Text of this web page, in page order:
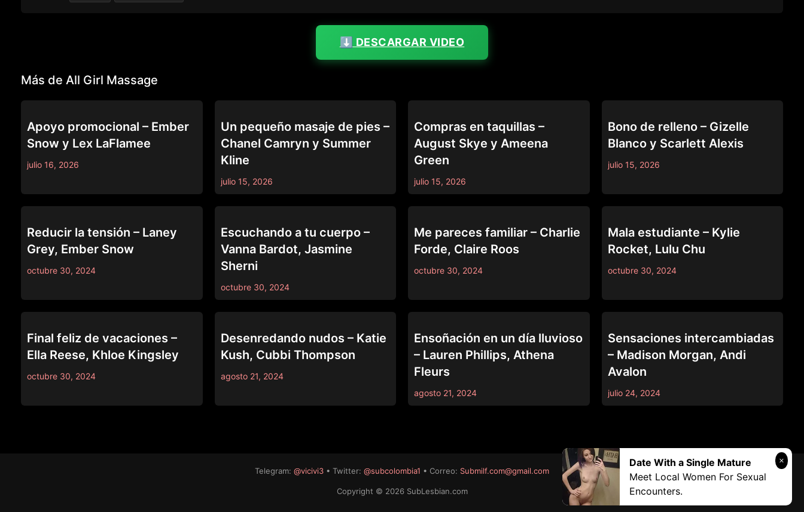
Date With a Single Mature
Meet Local Women For Sexual
Encounters.
⬇️ DESCARGAR VIDEO
Más de All Girl Massage
Apoyo promocional – Ember
Snow y Lex LaFlamee
julio 16, 2026
Un pequeño masaje de pies –
Chanel Camryn y Summer
Kline
julio 15, 2026
Compras en taquillas –
August Skye y Ameena
Green
julio 15, 2026
Bono de relleno – Gizelle
Blanco y Scarlett Alexis
julio 15, 2026
Reducir la tensión – Laney
Grey, Ember Snow
octubre 30, 2024
Escuchando a tu cuerpo –
Vanna Bardot, Jasmine
Sherni
octubre 30, 2024
Me pareces familiar – Charlie
Forde, Claire Roos
octubre 30, 2024
Mala estudiante – Kylie
Rocket, Lulu Chu
octubre 30, 2024
Final feliz de vacaciones –
Ella Reese, Khloe Kingsley
octubre 30, 2024
Desenredando nudos – Katie
Kush, Cubbi Thompson
agosto 21, 2024
Ensoñación en un día lluvioso
– Lauren Phillips, Athena
Fleurs
agosto 21, 2024
Sensaciones intercambiadas
– Madison Morgan, Andi
Avalon
julio 24, 2024
Telegram: @vicivi3 • Twitter: @subcolombia1 • Correo: Submilf.com@gmail.com
Copyright © 2026 SubLesbian.com